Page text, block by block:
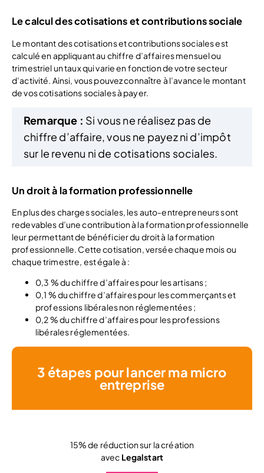
Le calcul des cotisations et contributions sociale
Le montant des cotisations et contributions sociales est
calculé en appliquant au chiffre d’affaires mensuel ou
trimestriel un taux qui varie en fonction de votre secteur
d’activité. Ainsi, vous pouvez connaître à l’avance le montant
de vos cotisations sociales à payer.
Remarque : Si vous ne réalisez pas de
chiffre d’affaire, vous ne payez ni d’impôt
sur le revenu ni de cotisations sociales.
Un droit à la formation professionnelle
En plus des charges sociales, les auto-entrepreneurs sont
redevables d’une contribution à la formation professionnelle
leur permettant de bénéficier du droit à la formation
professionnelle. Cette cotisation, versée chaque mois ou
chaque trimestre, est égale à :
0,3 % du chiffre d’affaires pour les artisans ;
0,1 % du chiffre d’affaires pour les commerçants et
professions libérales non réglementées ;
0,2 % du chiffre d’affaires pour les professions
libérales réglementées.
3 étapes pour lancer ma micro
entreprise
15% de réduction sur la création
avec Legalstart